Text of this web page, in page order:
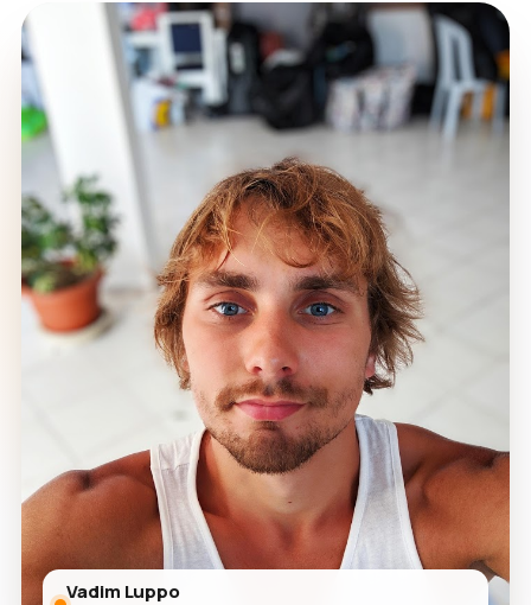
Vadim Luppo